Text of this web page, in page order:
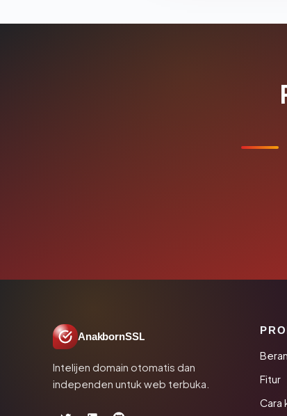
AnakbornSSL
Intelijen domain otomatis dan
independen untuk web terbuka.
Fitur
Cara